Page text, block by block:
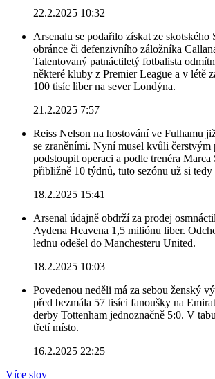
22.2.2025 10:32
Arsenalu se podařilo získat ze skotského
obránce či defenzivního záložníka
Talentovaný patnáctiletý fotbalista
některé kluby z Premier League a v létě
100 tisíc liber na sever Londýna.
21.2.2025 7:57
Reiss Nelson na hostování ve Fulhamu
se zraněními. Nyní musel kvůli čerstvým
podstoupit operaci a podle trenéra
přibližně 10 týdnů, tuto sezónu už si tedy
18.2.2025 15:41
Arsenal údajně obdrží za prodej
Aydena Heavena 1,5 miliónu liber.
lednu odešel do Manchesteru United.
18.2.2025 10:03
Povedenou neděli má za sebou ženský
před bezmála 57 tisíci fanoušky na
derby Tottenham jednoznačně 5:0. V
třetí místo.
16.2.2025 22:25
Více slov